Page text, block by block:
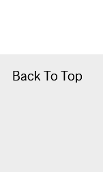
Back To Top
Back To Top